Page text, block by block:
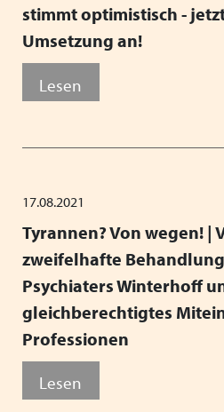
stimmt optimistisch -
Umsetzung an!
Lesen
17.08.2021
Tyrannen? Von wegen! |
zweifelhafte
Psychiaters Winterhoff
gleichberechtigtes
Professionen
Lesen